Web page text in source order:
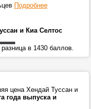
Подробнее
и Киа Селтос
в 1430 баллов.
цена Хендай Туссан и
года выпуска и